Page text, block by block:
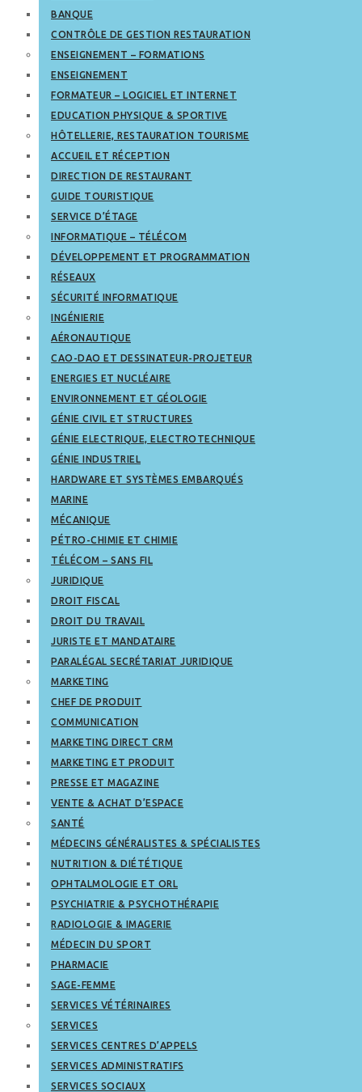
BANQUE
CONTRÔLE DE GESTION RESTAURATION
ENSEIGNEMENT – FORMATIONS
ENSEIGNEMENT
FORMATEUR – LOGICIEL ET INTERNET
EDUCATION PHYSIQUE & SPORTIVE
HÔTELLERIE, RESTAURATION TOURISME
ACCUEIL ET RÉCEPTION
DIRECTION DE RESTAURANT
GUIDE TOURISTIQUE
SERVICE D’ÉTAGE
INFORMATIQUE – TÉLÉCOM
DÉVELOPPEMENT ET PROGRAMMATION
RÉSEAUX
SÉCURITÉ INFORMATIQUE
INGÉNIERIE
AÉRONAUTIQUE
CAO-DAO ET DESSINATEUR-PROJETEUR
ENERGIES ET NUCLÉAIRE
ENVIRONNEMENT ET GÉOLOGIE
GÉNIE CIVIL ET STRUCTURES
GÉNIE ELECTRIQUE, ELECTROTECHNIQUE
GÉNIE INDUSTRIEL
HARDWARE ET SYSTÈMES EMBARQUÉS
MARINE
MÉCANIQUE
PÉTRO-CHIMIE ET CHIMIE
TÉLÉCOM – SANS FIL
JURIDIQUE
DROIT FISCAL
DROIT DU TRAVAIL
JURISTE ET MANDATAIRE
PARALÉGAL SECRÉTARIAT JURIDIQUE
MARKETING
CHEF DE PRODUIT
COMMUNICATION
MARKETING DIRECT CRM
MARKETING ET PRODUIT
PRESSE ET MAGAZINE
VENTE & ACHAT D’ESPACE
SANTÉ
MÉDECINS GÉNÉRALISTES & SPÉCIALISTES
NUTRITION & DIÉTÉTIQUE
OPHTALMOLOGIE ET ORL
PSYCHIATRIE & PSYCHOTHÉRAPIE
RADIOLOGIE & IMAGERIE
MÉDECIN DU SPORT
PHARMACIE
SAGE-FEMME
SERVICES VÉTÉRINAIRES
SERVICES
SERVICES CENTRES D’APPELS
SERVICES ADMINISTRATIFS
SERVICES SOCIAUX